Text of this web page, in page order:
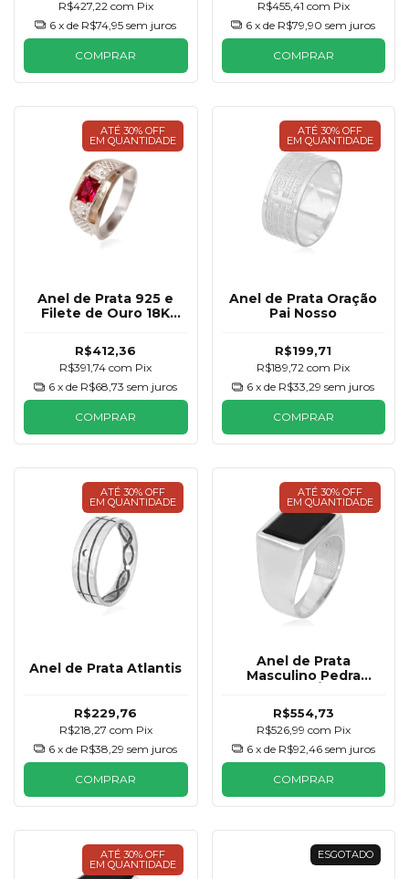
R$427,22 com Pix
6 x de R$74,95 sem juros
COMPRAR
R$455,41 com Pix
6 x de R$79,90 sem juros
COMPRAR
ATÉ 30% OFF
EM QUANTIDADE
Anel de Prata 925 e
Filete de Ouro 18K
R$412,36
R$391,74com Pix
6 x de R$68,73 sem juros
COMPRAR
ATÉ 30% OFF
EM QUANTIDADE
Anel de Prata Oração
Pai Nosso
R$199,71
R$189,72com Pix
6 x de R$33,29 sem juros
COMPRAR
ATÉ 30% OFF
EM QUANTIDADE
Anel de Prata Atlantis
R$229,76
R$218,27 com Pix
6 x de R$38,29 sem juros
COMPRAR
ATÉ 30% OFF
EM QUANTIDADE
Anel de Prata
Masculino Pedra
R$554,73
R$526,99 com Pix
6 x de R$92,46 sem juros
COMPRAR
ATÉ 30% OFF
EM QUANTIDADE
ESGOTADO